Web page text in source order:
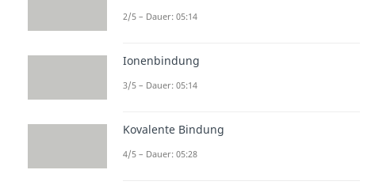
2/5 – Dauer: 05:14
Ionenbindung
3/5 – Dauer: 05:14
Kovalente Bindung
4/5 – Dauer: 05:28